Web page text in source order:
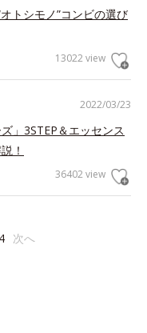
トシモノ”コンビの選び
13022 view
2022/03/23
」3STEP＆エッセンス
！
36402 view
4 次へ